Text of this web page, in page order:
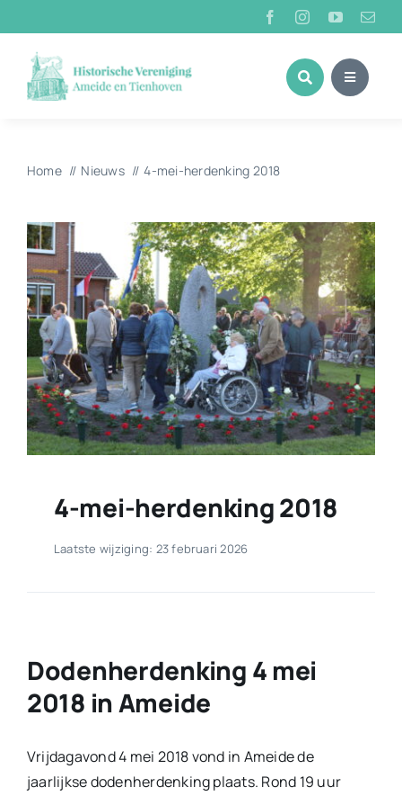
naar
inhoud
Home Nieuws 4-mei-herdenking 2018
4-mei-herdenking 2018
Laatste wijziging: 23 februari 2026
Dodenherdenking 4 mei
2018 in Ameide
Vrijdagavond 4 mei 2018 vond in Ameide de
jaarlijkse dodenherdenking plaats. Rond 19 uur